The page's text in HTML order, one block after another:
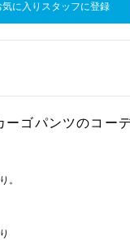
気に入りスタッフに登録
ーゴパンツのコー
。